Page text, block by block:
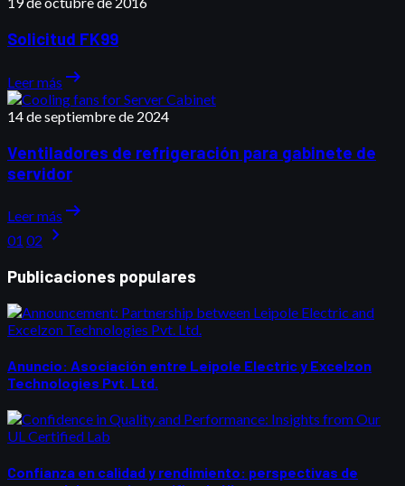
Solicitud FK99
Leer más arrow_right_alt
14 de septiembre de 2024
Ventiladores de refrigeración para gabinete de
servidor
Leer más arrow_right_alt
01 02 chevron_right
Publicaciones populares
Anuncio: Asociación entre Leipole Electric y Excelzon
Technologies Pvt. Ltd.
Confianza en calidad y rendimiento: perspectivas de